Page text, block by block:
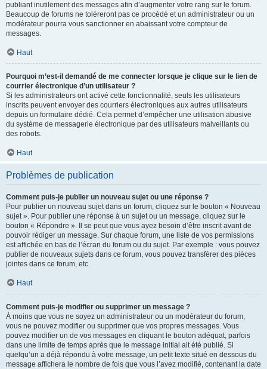
publiant inutilement des messages afin d’augmenter votre rang sur le forum.
Beaucoup de forums ne toléreront pas ce procédé et un administrateur ou un
modérateur pourra vous sanctionner en abaissant votre compteur de
messages.
Haut
Pourquoi m’est-il demandé de me connecter lorsque je clique sur le lien de
courrier électronique d’un utilisateur ?
Si les administrateurs ont activé cette fonctionnalité, seuls les utilisateurs
inscrits peuvent envoyer des courriers électroniques aux autres utilisateurs
depuis un formulaire dédié. Cela permet d’empêcher une utilisation abusive
du système de messagerie électronique par des utilisateurs malveillants ou
des robots.
Haut
Problèmes de publication
Comment puis-je publier un nouveau sujet ou une réponse ?
Pour publier un nouveau sujet dans un forum, cliquez sur le bouton « Nouveau
sujet ». Pour publier une réponse à un sujet ou un message, cliquez sur le
bouton « Répondre ». Il se peut que vous ayez besoin d’être inscrit avant de
pouvoir rédiger un message. Sur chaque forum, une liste de vos permissions
est affichée en bas de l’écran du forum ou du sujet. Par exemple : vous pouvez
publier de nouveaux sujets dans ce forum, vous pouvez transférer des pièces
jointes dans ce forum, etc.
Haut
Comment puis-je modifier ou supprimer un message ?
À moins que vous ne soyez un administrateur ou un modérateur du forum,
vous ne pouvez modifier ou supprimer que vos propres messages. Vous
pouvez modifier un de vos messages en cliquant le bouton adéquat, parfois
dans une limite de temps après que le message initial ait été publié. Si
quelqu’un a déjà répondu à votre message, un petit texte situé en dessous du
message affichera le nombre de fois que vous l’avez modifié, contenant la date